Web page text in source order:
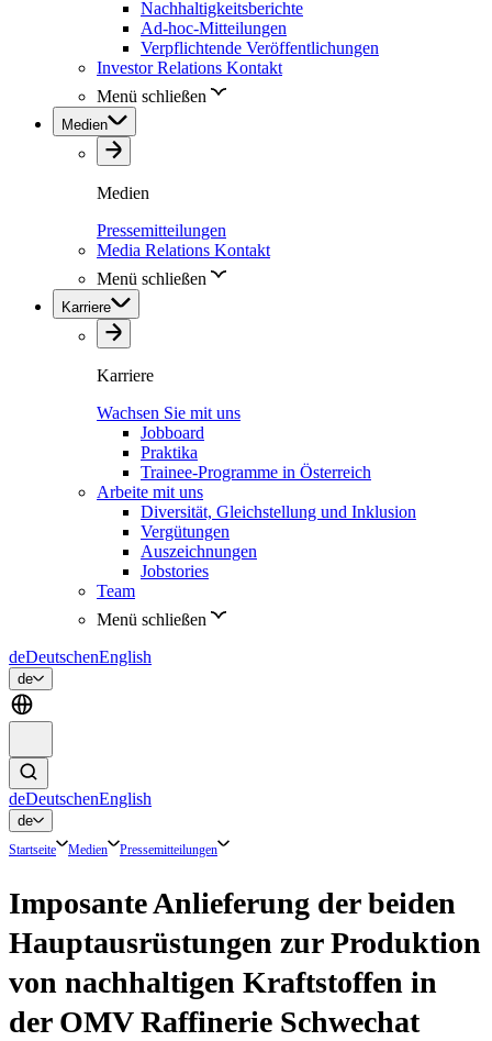
Nachhaltigkeitsberichte
Ad-hoc-Mitteilungen
Verpflichtende Veröffentlichungen
Investor Relations Kontakt
Menü schließen
Medien
Medien
Pressemitteilungen
Media Relations Kontakt
Menü schließen
Karriere
Karriere
Wachsen Sie mit uns
Jobboard
Praktika
Trainee-Programme in Österreich
Arbeite mit uns
Diversität, Gleichstellung und Inklusion
Vergütungen
Auszeichnungen
Jobstories
Team
Menü schließen
deDeutschenEnglish
de
deDeutschenEnglish
de
Startseite Medien Pressemitteilungen
Imposante Anlieferung der beiden
Hauptausrüstungen zur Produktion
von nachhaltigen Kraftstoffen in
der OMV Raffinerie Schwechat